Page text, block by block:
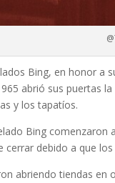
Bing, en honor a
abrió sus puertas
y los tapatíos.
Bing comenzaron
cerrar debido a que
abriendo tiendas en